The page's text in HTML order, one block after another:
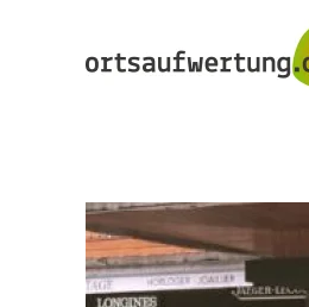
Skip to main content